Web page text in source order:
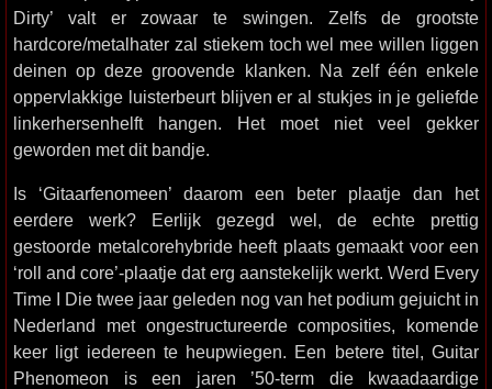
Dirty’ valt er zowaar te swingen. Zelfs de grootste
hardcore/metalhater zal stiekem toch wel mee willen liggen
deinen op deze groovende klanken. Na zelf één enkele
oppervlakkige luisterbeurt blijven er al stukjes in je geliefde
linkerhersenhelft hangen. Het moet niet veel gekker
geworden met dit bandje.
Is ‘Gitaarfenomeen’ daarom een beter plaatje dan het
eerdere werk? Eerlijk gezegd wel, de echte prettig
gestoorde metalcorehybride heeft plaats gemaakt voor een
‘roll and core’-plaatje dat erg aanstekelijk werkt. Werd Every
Time I Die twee jaar geleden nog van het podium gejuicht in
Nederland met ongestructureerde composities, komende
keer ligt iedereen te heupwiegen. Een betere titel, Guitar
Phenomeon is een jaren ’50-term die kwaadaardige